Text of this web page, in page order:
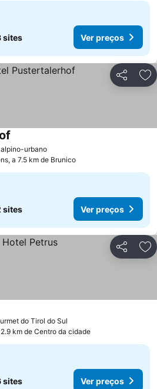
sites Ver preços
Partilhar
urbanoVer preços
a 7.5 km de Brunico
sites Ver preços
Partilhar
do Tirol do Sul
km de Centro da cidade
sites Ver preços